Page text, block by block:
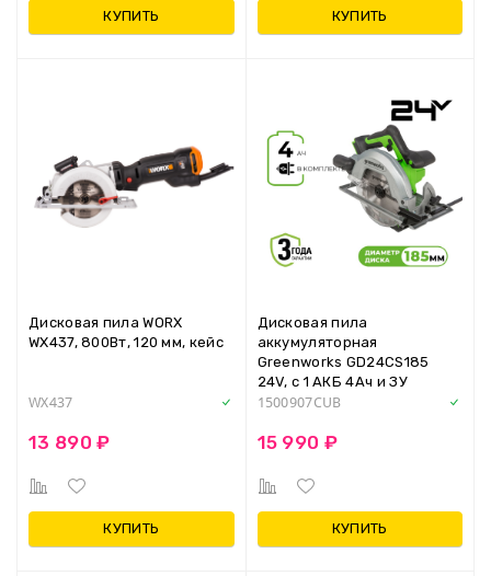
КУПИТЬ КУПИТЬ
Дисковая пила WORX
WX437, 800Вт, 120 мм, кейс
WX437
13 890 ₽
КУПИТЬ
Дисковая пила
аккумуляторная
Greenworks GD24CS185
24V, с 1 АКБ 4Ач и ЗУ
1500907CUB
15 990 ₽
КУПИТЬ